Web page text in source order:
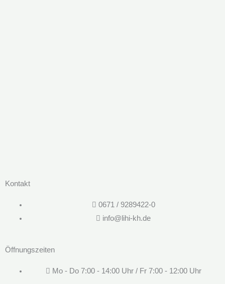
Kontakt
0671 / 9289422-0
info@lihi-kh.de
Öffnungszeiten
Mo - Do 7:00 - 14:00 Uhr / Fr 7:00 - 12:00 Uhr